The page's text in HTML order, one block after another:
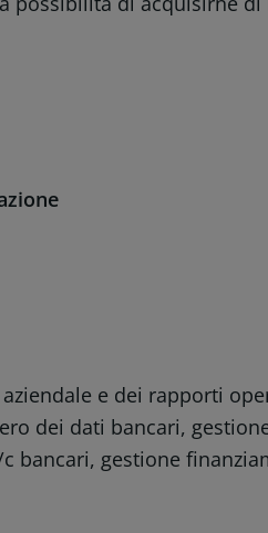
e dei rapporti
dei dati bancari,
bancari, gestione